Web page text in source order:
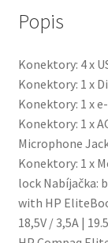
Popis
Konektory: 4 x
Konektory: 1 x
Konektory: 1 x
Konektory: 1 x
Microphone
Konektory: 1 x
lock Nabíjačka:
with HP
18,5V / 3,5A |